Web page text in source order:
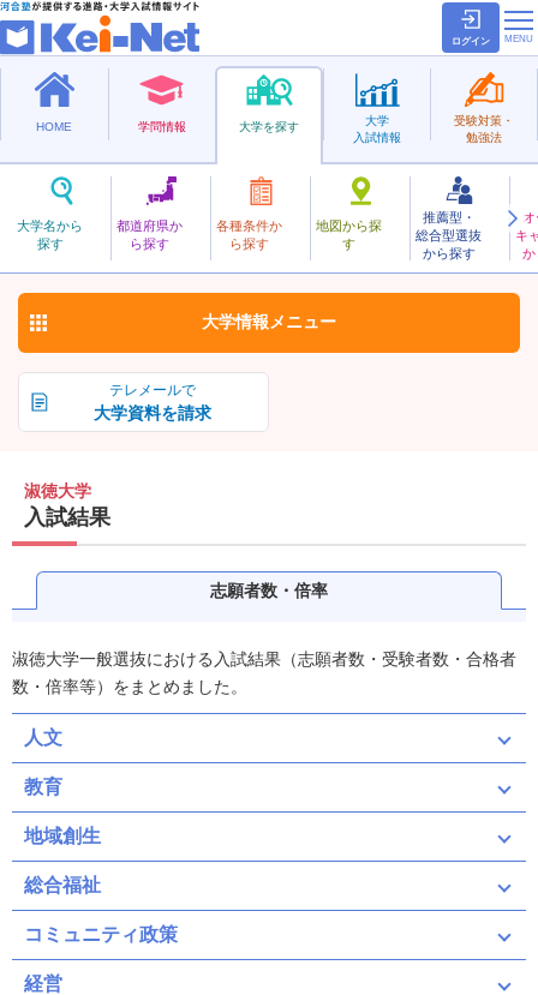
ログイン
HOME 学問情報 大学を探す
大学名から
探す
都道府県か
ら探す
各種条件か
ら探す
地図から探
す
推薦型・
総合型選抜
から探す
キ
か
大学
入試情報
受験対策・
勉強法
私立
しゅくとく
淑徳大学 お気に入り
テレメールで
大学資料を請求
大学情報 メニュー
淑徳大学
入試結果
志願者数・倍率
淑徳大学一般選抜における入試結果（志願者数・受験者数・合格者
数・倍率等）をまとめました。
人文
教育
地域創生
総合福祉
コミュニティ政策
経営